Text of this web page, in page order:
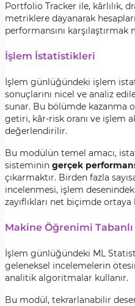
Portfolio Tracker ile, kârlılık,
metriklere dayanarak
performansını
İşlem İstatistikleri
İşlem günlüğündeki işlem
sonuçlarını nicel ve analiz
sunar. Bu bölümde kazanma
getiri, kâr-risk oranı ve işlem
değerlendirilir.
Bu modülün temel amacı,
sisteminin gerçek
çıkarmaktır. Birden fazla
incelenmesi, işlem
zayıflıkları net biçimde ortaya
Makine Öğrenimi
İşlem günlüğündeki ML
geleneksel incelemelerin
analitik algoritmalar kullanır.
Bu modül, tekrarlanabilir